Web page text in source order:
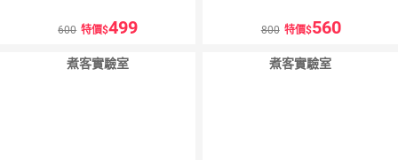
600 特價 499 800 特價 560
煮客實驗室 煮客實驗室